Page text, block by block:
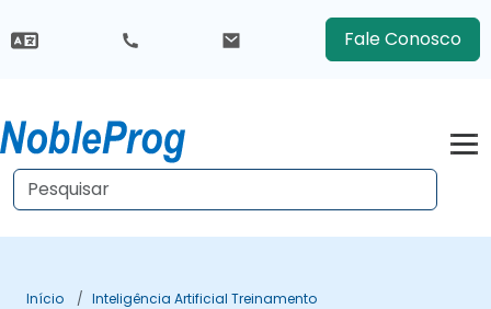
Fale Conosco
Início
Inteligência Artificial Treinamento